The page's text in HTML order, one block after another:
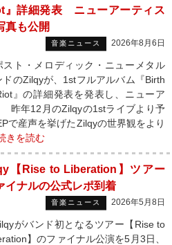
』詳細発表 ニューアーティス
真も公開
音楽ニュース 2026年8月6日
ト・メロディック・ニューメタル
ドのZilqyが、1stフルアルバム『Birth
』の詳細発表を発表し、ニューア
昨年12月のZilqyの1stライブより予
で産声を挙げたZilqyの世界観をより
きを読む
【Rise to Liberation】ツアー
イナルの公式レポ到着
音楽ニュース 2026年5月8日
がバンド初となるツアー【Rise to
】のファイナル公演を5月3日、